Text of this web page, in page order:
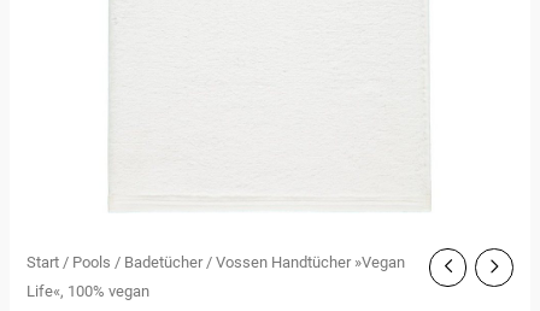
Start / Pools / Badetücher/ Vossen Handtücher »Vegan
Life«, 100% vegan